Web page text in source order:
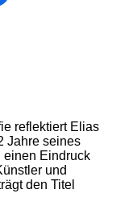
reflektiert Elias
Jahre seines
einen Eindruck
und
den Titel